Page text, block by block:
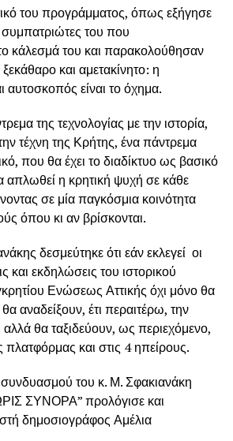
του προγράμματος, όπως εξήγησε
του που
κάλεσμά του και παρακολούθησαν
ξεκάθαρο και αμετακίνητο: η
αυτοσκοπός είναι το όχημα.
της τεχνολογίας με την ιστορία,
τέχνη της Κρήτης, ένα πάντρεμα
που θα έχει το διαδίκτυο ως βασικό
απλωθεί η κρητική ψυχή σε κάθε
σε μία παγκόσμια κοινότητα
όπου κι αν βρίσκονται.
δεσμεύτηκε ότι εάν εκλεγεί οι
και εκδηλώσεις του ιστορικού
Ενώσεως Αττικής όχι μόνο θα
αναδείξουν, έτι περαιτέρω, την
θα ταξιδεύουν, ως περιεχόμενο,
και στις 4 ηπείρους.
του κ. Μ. Σφακιανάκη
ΣΥΝΟΡΑ” προλόγισε και
δημοσιογράφος Αμέλια